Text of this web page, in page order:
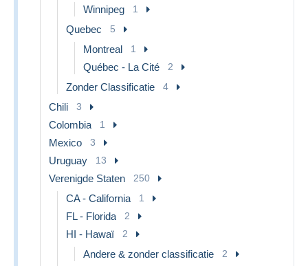
Winnipeg 1
Quebec 5
Montreal 1
Québec - La Cité 2
Zonder Classificatie 4
Chili 3
Colombia 1
Mexico 3
Uruguay 13
Verenigde Staten 250
CA - California 1
FL - Florida 2
HI - Hawaï 2
Andere & zonder classificatie 2